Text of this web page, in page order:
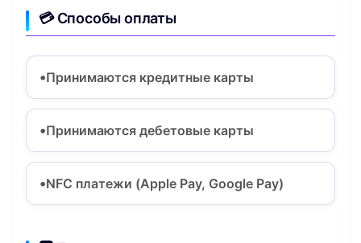
💳 Способы оплаты
Принимаются кредитные карты
Принимаются дебетовые карты
NFC платежи (Apple Pay, Google Pay)